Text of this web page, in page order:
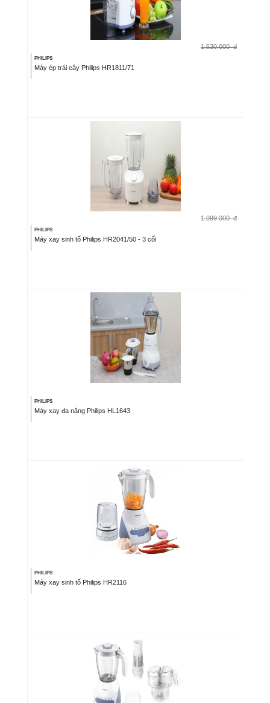
1.530.000 đ
PHILIPS
Máy ép trái cây Philips HR1811/71
1.099.000 đ
PHILIPS
Máy xay sinh tố Philips HR2041/50 - 3 cối
PHILIPS
Máy xay đa năng Philips HL1643
PHILIPS
Máy xay sinh tố Philips HR2116